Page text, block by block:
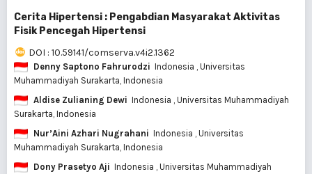
Cerita Hipertensi : Pengabdian Masyarakat Aktivitas
Fisik Pencegah Hipertensi
DOI : 10.59141/comserva.v4i2.1362
Denny Saptono Fahrurodzi Indonesia , Universitas
Muhammadiyah Surakarta, Indonesia
Aldise Zulianing Dewi Indonesia , Universitas Muhammadiyah
Surakarta, Indonesia
Nur’Aini Azhari Nugrahani Indonesia , Universitas
Muhammadiyah Surakarta, Indonesia
Dony Prasetyo Aji Indonesia , Universitas Muhammadiyah